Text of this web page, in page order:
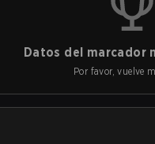
Datos del marcador
Por favor, vuelve